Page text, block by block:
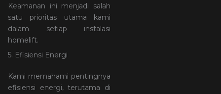
Keamanan ini menjadi salah
satu prioritas utama kami
dalam setiap instalasi
homelift.
5. Efisiensi Energi
Kami memahami pentingnya
efisiensi energi, terutama di